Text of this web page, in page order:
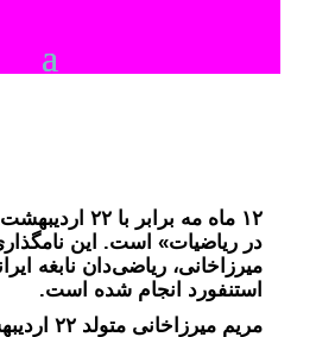
۱۲ ماه مه برابر
در ریاضیات» است. این
میرزاخانی، ریاضی‌دان نابغه
استنفورد انجام شده است.